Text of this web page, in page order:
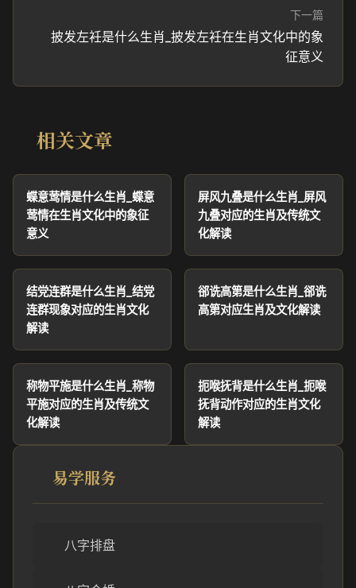
下一篇
披发左衽是什么生肖_披发左衽在生肖文化中的象
征意义
相关文章
蝶意莺情是什么生肖_蝶意
莺情在生肖文化中的象征
意义
屏风九叠是什么生肖_屏风
九叠对应的生肖及传统文
化解读
结党连群是什么生肖_结党
连群现象对应的生肖文化
解读
郤诜高第是什么生肖_郤诜
高第对应生肖及文化解读
称物平施是什么生肖_称物
平施对应的生肖及传统文
化解读
扼喉抚背是什么生肖_扼喉
抚背动作对应的生肖文化
解读
易学服务
八字排盘